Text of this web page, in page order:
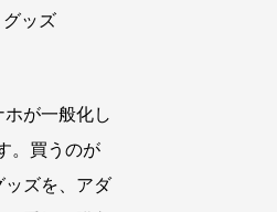
が一般化し
。買うのが
ッズを、アダ